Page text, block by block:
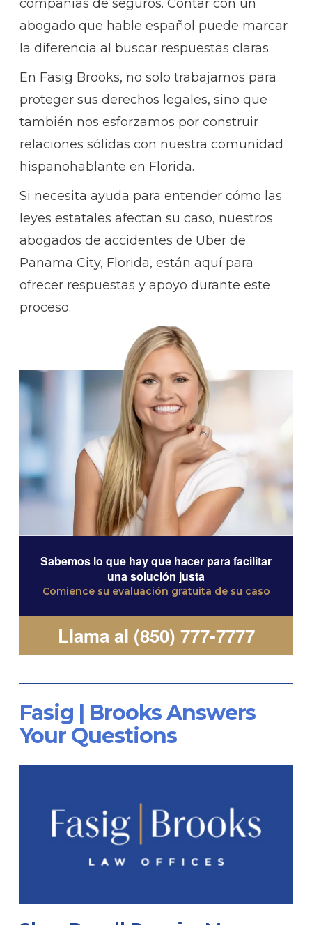
compañías de seguros. Contar con un
abogado que hable español puede marcar
la diferencia al buscar respuestas claras.
En Fasig Brooks, no solo trabajamos para
proteger sus derechos legales, sino que
también nos esforzamos por construir
relaciones sólidas con nuestra comunidad
hispanohablante en Florida.
Si necesita ayuda para entender cómo las
leyes estatales afectan su caso, nuestros
abogados de accidentes de Uber de
Panama City, Florida, están aquí para
ofrecer respuestas y apoyo durante este
proceso.
Sabemos lo que hay que hacer para facilitar
una solución justa
Comience su evaluación gratuita de su caso
Llama al (850) 777-7777
Fasig | Brooks Answers
Your Questions